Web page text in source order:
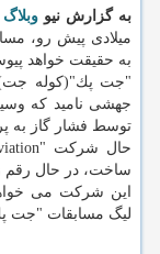
به گزارش نیو وبلاگ
میلادی پیش رو،
به حقیقت خواهد
"جت پك"(كوله جت)
جهشی نامید كه
توسط فشار گاز به
ساخت، در حال رقم
لیگ مسابقات "جت